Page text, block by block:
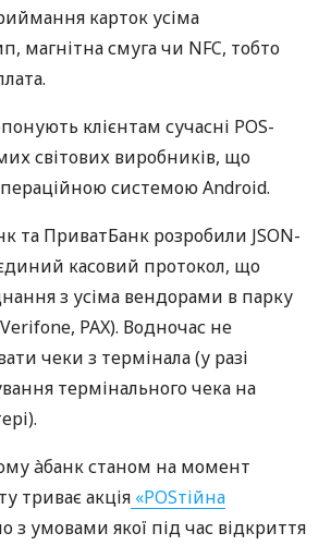
карток усіма
магнітна смуга чи NFC, тобто
клієнтам сучасні POS-
світових виробників, що
системою Android.
та ПриватБанк розробили JSON-
касовий протокол, що
з усіма вендорами в парку
PAX). Водночас не
чеки з термінала (у разі
термінального чека на
àбанк станом на момент
триває акція «POSтійна
з умовами якої під час відкриття